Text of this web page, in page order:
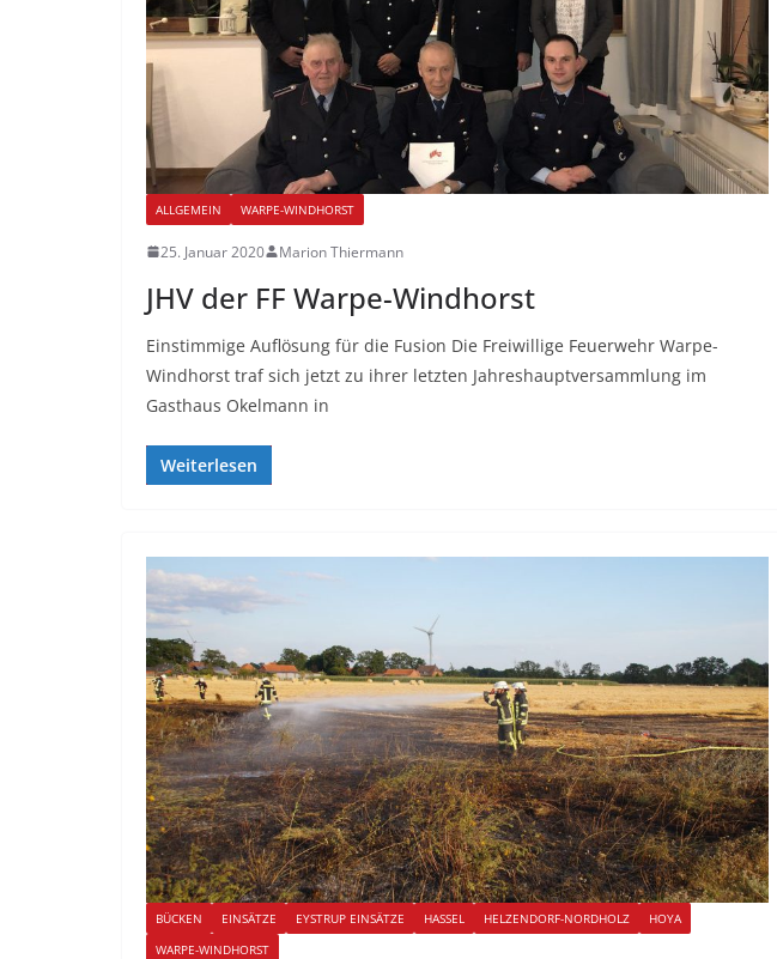
ALLGEMEIN WARPE-WINDHORST
25. Januar 2020 Marion Thiermann
JHV der FF Warpe-Windhorst
Einstimmige Auflösung für die Fusion Die Freiwillige Feuerwehr Warpe-
Windhorst traf sich jetzt zu ihrer letzten Jahreshauptversammlung im
Gasthaus Okelmann in
Weiterlesen
BÜCKEN EINSÄTZE EYSTRUP EINSÄTZE HASSEL HELZENDORF-NORDHOLZ
HOYA
WARPE-WINDHORST